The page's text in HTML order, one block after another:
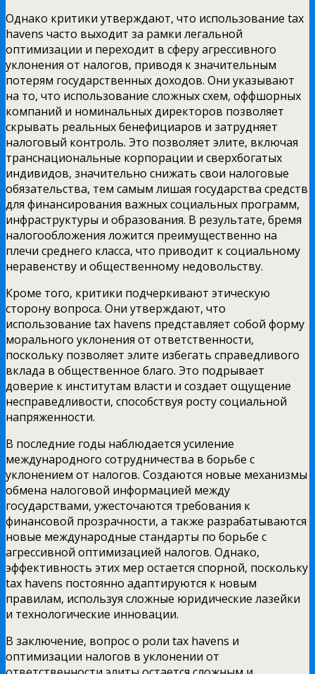
Однако критики утверждают, что использование tax
havens часто выходит за рамки легальной
оптимизации и переходит в сферу агрессивного
уклонения от налогов, приводя к значительным
потерям государственных доходов. Они указывают
на то, что использование сложных схем, оффшорных
компаний и номинальных директоров позволяет
скрывать реальных бенефициаров и затрудняет
налоговый контроль. Это позволяет элите, включая
транснациональные корпорации и сверхбогатых
индивидов, значительно снижать свои налоговые
обязательства, тем самым лишая государства средств
для финансирования важных социальных программ,
инфраструктуры и образования. В результате, бремя
налогообложения ложится преимущественно на
плечи среднего класса, что приводит к социальному
неравенству и общественному недовольству.
Кроме того, критики подчеркивают этическую
сторону вопроса. Они утверждают, что
использование tax havens представляет собой форму
морального уклонения от ответственности,
поскольку позволяет элите избегать справедливого
вклада в общественное благо. Это подрывает
доверие к институтам власти и создает ощущение
несправедливости, способствуя росту социальной
напряженности.
В последние годы наблюдается усиление
международного сотрудничества в борьбе с
уклонением от налогов. Создаются новые механизмы
обмена налоговой информацией между
государствами, ужесточаются требования к
финансовой прозрачности, а также разрабатываются
новые международные стандарты по борьбе с
агрессивной оптимизацией налогов. Однако,
эффективность этих мер остается спорной, поскольку
tax havens постоянно адаптируются к новым
правилам, используя сложные юридические лазейки
и технологические инновации.
В заключение, вопрос о роли tax havens и
оптимизации налогов в уклонении от